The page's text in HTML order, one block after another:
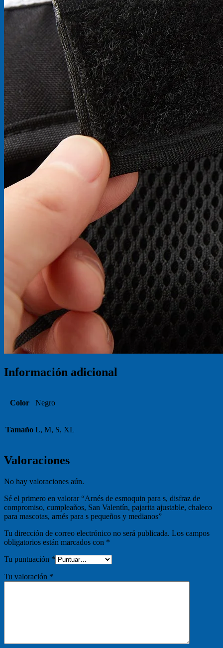
Información adicional
Color Negro
Tamaño L, M, S, XL
Valoraciones
No hay valoraciones aún.
Sé el primero en valorar “Arnés de esmoquin para s, disfraz de
compromiso, cumpleaños, San Valentín, pajarita ajustable, chaleco
para mascotas, arnés para s pequeños y medianos”
Tu dirección de correo electrónico no será publicada. Los campos
obligatorios están marcados con *
Tu puntuación *
Tu valoración *